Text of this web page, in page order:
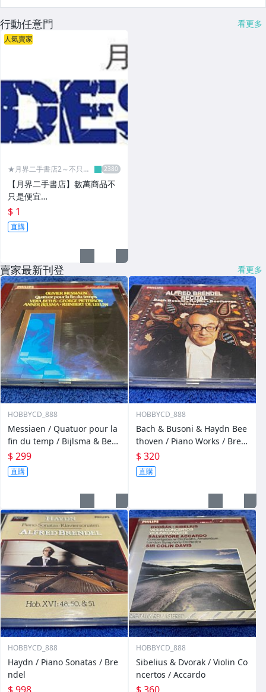
行動任意門 看更多
人氣賣家
★月界二手書店2～不只是
【月界二手書店】數萬商品不
只是便宜…
$ 1
直購
賣家最新刊登 看更多
HOBBYCD_888
Messiaen / Quatuor pour la
fin du temp / Bijlsma & Beth
s & Pieterson & De Leeuw
$ 299
直購
HOBBYCD_888
Bach & Busoni & Haydn Bee
thoven / Piano Works / Bren
del
$ 320
直購
HOBBYCD_888
Haydn / Piano Sonatas / Bre
ndel
HOBBYCD_888
Sibelius & Dvorak / Violin Co
ncertos / Accardo